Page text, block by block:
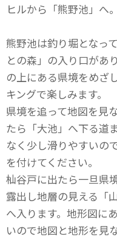
ヒルから「熊野池」へ。
熊野池は釣り堀となっ
との森」の入り口があ
の上にある県境をめざ
キングで楽しみます。
県境を追って地図を見
たら「大池」へ下る道
なく少し滑りやすいの
を付けてください。
杣谷戸に出たら一旦県
露出し地層の見える「
へ入ります。地形図に
いので地図と地形を見